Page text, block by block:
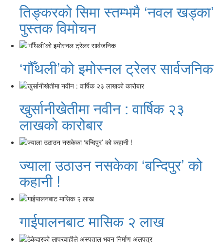
तिङ्करको सिमा स्तम्भमै ‘नवल खड्का’
पुस्तक विमोचन
‘गौँथली’को इमोस्नल ट्रेलर सार्वजनिक
खुर्सानीखेतीमा नवीन : वार्षिक २३
लाखको कारोबार
ज्याला उठाउन नसकेका ‘बन्दिपुर’ को
कहानी !
गाईपालनबाट मासिक २ लाख